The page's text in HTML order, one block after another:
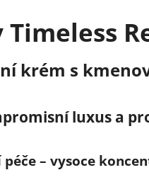
krém s
luxus a
– vysoce